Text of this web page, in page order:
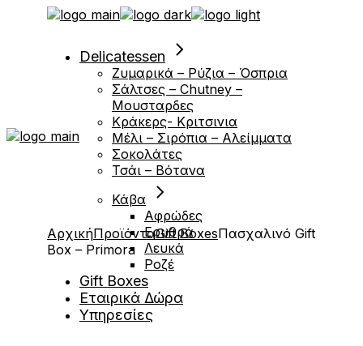
Μετάβαση
Delicatessen
Ζυμαρικά – Ρύζια – Όσπρια
Σάλτσες – Chutney –
Μουσταρδες
Κράκερς- Κριτσινια
Μέλι – Σιρόπια – Αλείμματα
Σοκολάτες
Τσάι – Βότανα
Κάβα
Αφρώδες
Ερυθρά
Λευκά
Ροζέ
Gift Boxes
Εταιρικά Δώρα
Υπηρεσίες
ΑρχικήΠροϊόνταGift BoxesΠασχαλινό Gift
Box – Primora